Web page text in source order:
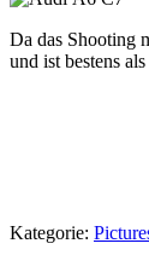
Da das Shooting
und ist bestens
Kategorie: